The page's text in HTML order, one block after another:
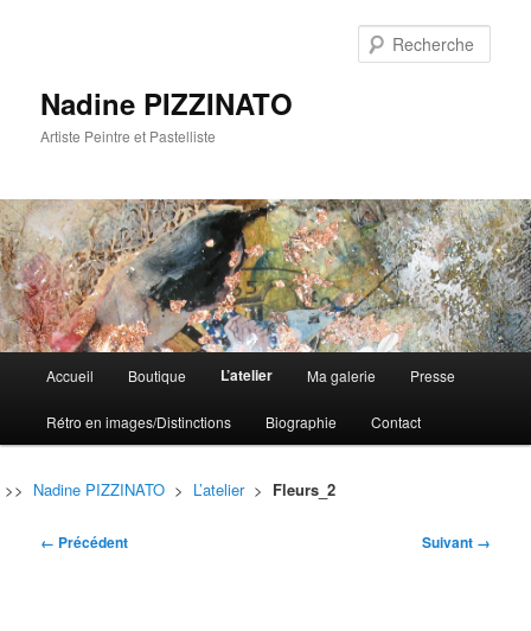
Nadine PIZZINATO
Artiste Peintre et Pastelliste
principal
Aller
au
contenu
principal
Aller
au
contenu
secondaire
Accueil Boutique L’atelier Ma galerie Presse
Rétro en images/Distinctions Biographie Contact
>> Nadine PIZZINATO > L’atelier> Fleurs_2
Navigation
← Précédent Suivant →